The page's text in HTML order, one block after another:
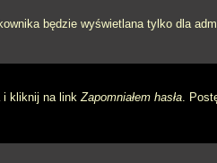
będzie wyświetlana tylko dla
i kliknij na linkZapomniałem hasła.